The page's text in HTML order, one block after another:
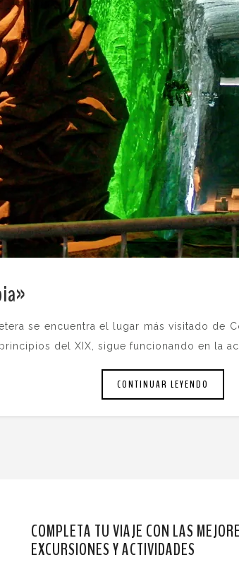
se encuentra el lugar más visitado de
del XIX, sigue funcionando en la
CONTINUAR LEYENDO
COMPLETA TU VIAJE CON LAS
EXCURSIONES Y ACTIVIDADES